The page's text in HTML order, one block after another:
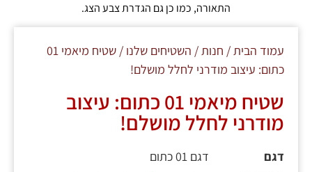
התאורה, כמו כן גם הגדרת צבע הצג.
עמוד הבית/ חנות/ השטיחים שלנו
/ שטיח מיאמי 01
כתום: עיצוב מודרני לחלל מושלם!
שטיח מיאמי 01 כתום: עיצוב
מודרני לחלל מושלם!
דגם
דגם 01 כתום